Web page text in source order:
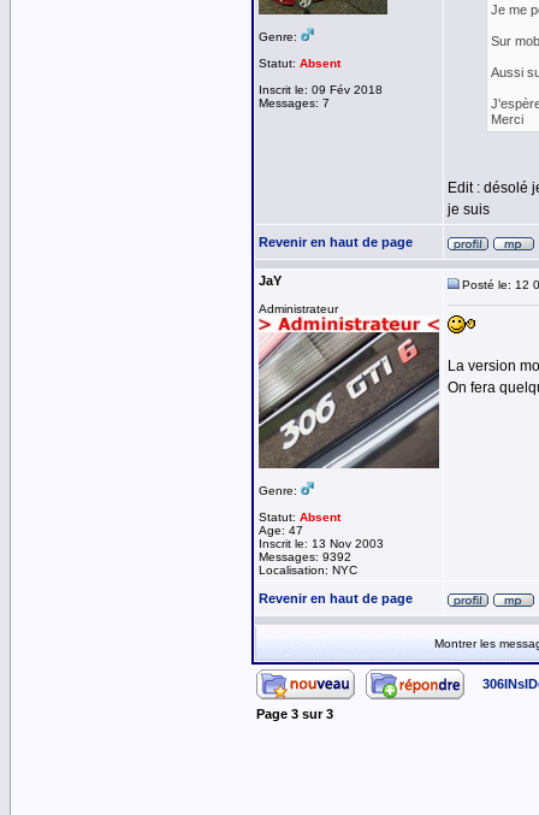
Genre:
Statut: Absent
Inscrit le: 09 Fév 2018
Messages: 7
Je me
Sur
Aussi
Merci
Edit : désolé
je suis
Revenir en haut de page
JaY
Administrateur
Genre:
Statut: Absent
Age: 47
Inscrit le: 13 Nov 2003
Messages: 9392
Localisation: NYC
Posté le: 12
La version
On fera
Revenir en haut de page
Montrer les
Page 3 sur3